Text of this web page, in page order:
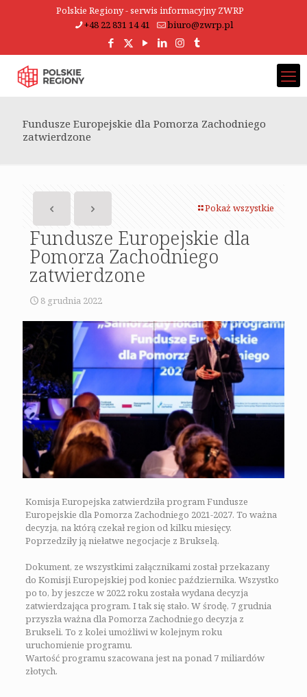
Polskie Regiony - serwis informacyjny ZWRP
+48 22 831 14 41
biuro@zwrp.pl
Fundusze Europejskie dla Pomorza Zachodniego
zatwierdzone
Pokaż wszystkie
Fundusze Europejskie dla
Pomorza Zachodniego
zatwierdzone
8 grudnia 2022
Komisja Europejska zatwierdziła program Fundusze
Europejskie dla Pomorza Zachodniego 2021-2027. To ważna
decyzja, na którą czekał region od kilku miesięcy.
Poprzedziły ją niełatwe negocjacje z Brukselą.
Dokument, ze wszystkimi załącznikami został przekazany
do Komisji Europejskiej pod koniec października. Wszystko
po to, by jeszcze w 2022 roku została wydana decyzja
zatwierdzająca program. I tak się stało. W środę, 7 grudnia
przyszła ważna dla Pomorza Zachodniego decyzja z
Brukseli. To z kolei umożliwi w kolejnym roku
uruchomienie programu.
Wartość programu szacowana jest na ponad 7 miliardów
złotych.